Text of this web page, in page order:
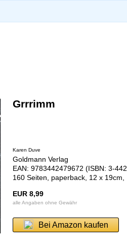
Grrrimm
Karen Duve
Goldmann Verlag
EAN: 9783442479672 (ISBN: 3-
160 Seiten, paperback, 12 x 19cm,
EUR 8,99
alle Angaben ohne Gewähr
Bei Amazon kaufen